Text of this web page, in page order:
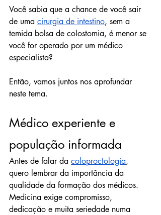
Você sabia que a chance de você sair
de uma cirurgia de intestino, sem a
temida bolsa de colostomia, é menor se
você for operado por um médico
especialista?
Então, vamos juntos nos aprofundar
neste tema.
Médico experiente e
população informada
Antes de falar da coloproctologia,
quero lembrar da importância da
qualidade da formação dos médicos.
Medicina exige compromisso,
dedicação e muita seriedade numa